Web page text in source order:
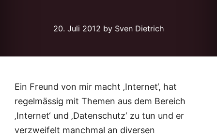
20. Juli 2012 by Sven Dietrich
Ein Freund von mir macht ‚Internet‘, hat
regelmässig mit Themen aus dem Bereich
‚Internet‘ und ‚Datenschutz‘ zu tun und er
verzweifelt manchmal an diversen